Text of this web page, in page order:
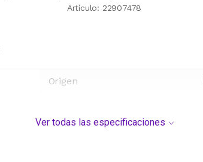
Artículo: 22907478
Origen
Ver todas las especificaciones